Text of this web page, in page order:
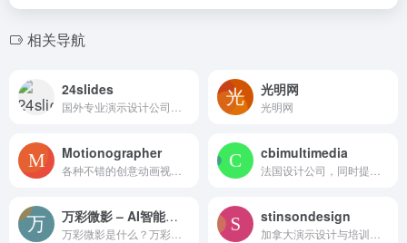
相关导航
24slides 光明网
光明网
Motionographer cbimultimedia
万彩微影 – AI智能短视频制作软件合集 stinsondesign